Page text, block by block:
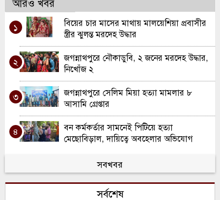
১
বিয়ের চার মাসের মাথায় মালয়েশিয়া প্রবাসীর
স্ত্রীর ঝুলন্ত মরদেহ উদ্ধার
২
জগন্নাথপুরে নৌকাডুবি, ২ জনের মরদেহ উদ্ধার,
নিখোঁজ ২
৩
জগন্নাথপুরে সেলিম মিয়া হত্যা মামলার ৮
আসামি গ্রেপ্তার
৪
বন কর্মকর্তার সামনেই পিটিয়ে হত্যা
মেছোবিড়াল, দায়িত্বে অবহেলার অভিযোগ
জগন্নাথপুর পৌরসভার ২২ কোটি ৫০ লাখ টাকার
বাজেট পেশ
জগন্নাথপুরে দুই মাদকসেবীকে কারাদণ্ড, ৫
সবখবর
সর্বশেষ